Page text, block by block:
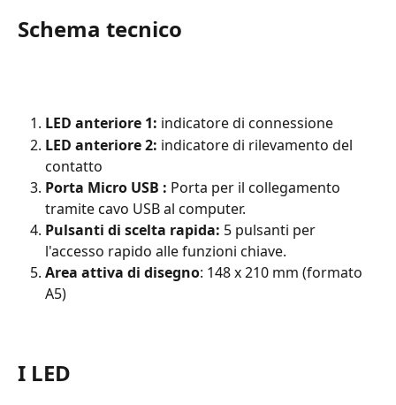
Schema tecnico
LED anteriore 1: indicatore di connessione
LED anteriore 2: indicatore di rilevamento del
contatto
Porta Micro USB : Porta per il collegamento
tramite cavo USB al computer.
Pulsanti di scelta rapida: 5 pulsanti per
l'accesso rapido alle funzioni chiave.
Area attiva di disegno: 148 x 210 mm (formato
A5)
I LED